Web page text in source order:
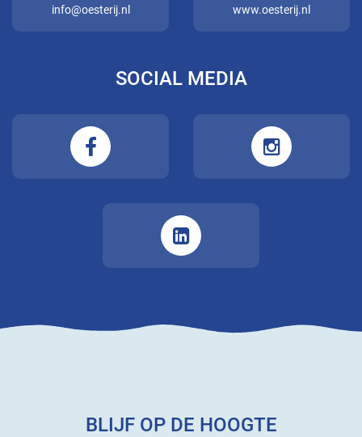
info@oesterij.nl www.oesterij.nl
SOCIAL MEDIA
BLIJF OP DE HOOGTE